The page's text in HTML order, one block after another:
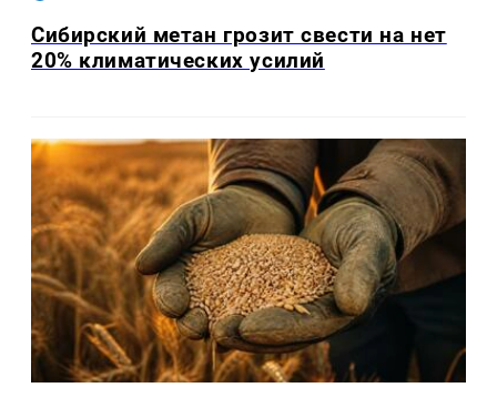
Сибирский метан грозит свести на нет
20% климатических усилий